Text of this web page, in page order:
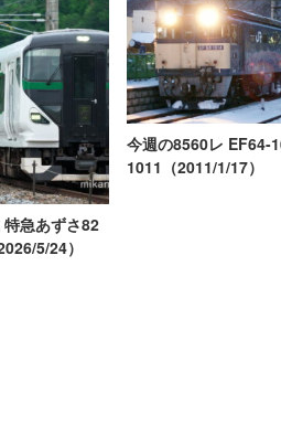
急あずさ82
5/24）
今週の8560レ EF64-
1011（2011/1/17）